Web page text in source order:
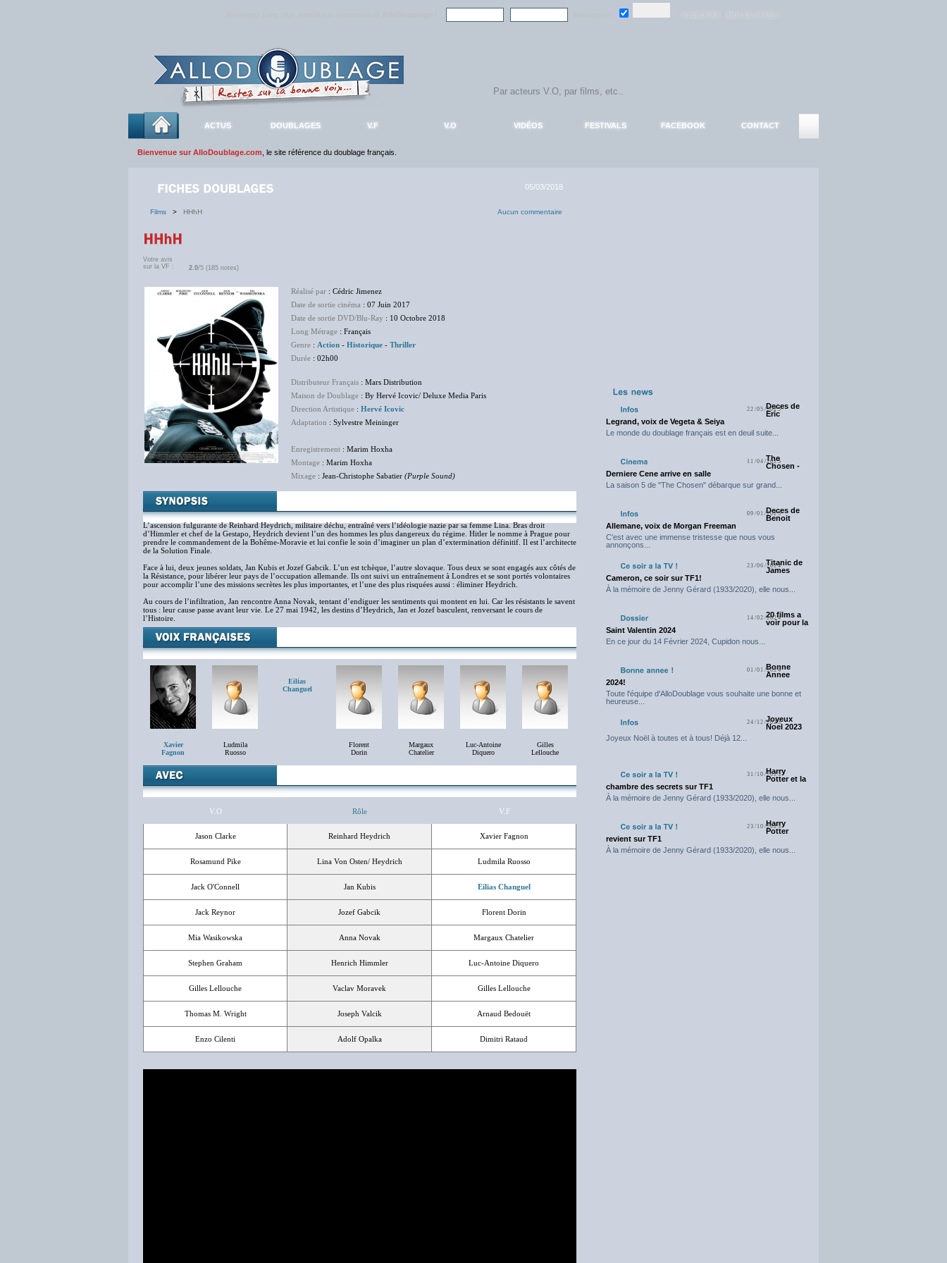
ACTUS DOUBLAGES V.F V.O VIDÉOS FESTIVALS FACEBOOK CONTACT
Bienvenue sur AlloDoublage.com , le site référence du doublage français.
05/03/2018
Films > HHhH Aucun commentaire
Votre avis
sur la VF :
2.0/5 (185 notes)
Réalisé par : Cédric Jimenez
Date de sortie cinéma : 07 Juin 2017
Date de sortie DVD/Blu-Ray : 10 Octobre 2018
Long Métrage : Français
Genre : Action - Historique - Thriller
Durée : 02h00
Distributeur Français : Mars Distribution
Maison de Doublage : By Hervé Icovic/ Deluxe Media Paris
Direction Artistique : Hervé Icovic
Adaptation : Sylvestre Meininger
Enregistrement : Marim Hoxha
Montage : Marim Hoxha
Mixage : Jean-Christophe Sabatier (Purple Sound)
L’ascension fulgurante de Reinhard Heydrich, militaire déchu, entraîné vers l’idéologie nazie par sa femme Lina. Bras droit
d’Himmler et chef de la Gestapo, Heydrich devient l’un des hommes les plus dangereux du régime. Hitler le nomme à Prague pour
prendre le commandement de la Bohême-Moravie et lui confie le soin d’imaginer un plan d’extermination définitif. Il est l’architecte
de la Solution Finale.
Face à lui, deux jeunes soldats, Jan Kubis et Jozef Gabcik. L’un est tchèque, l’autre slovaque. Tous deux se sont engagés aux côtés de
la Résistance, pour libérer leur pays de l’occupation allemande. Ils ont suivi un entraînement à Londres et se sont portés volontaires
pour accomplir l’une des missions secrètes les plus importantes, et l’une des plus risquées aussi : éliminer Heydrich.
Au cours de l’infiltration, Jan rencontre Anna Novak, tentant d’endiguer les sentiments qui montent en lui. Car les résistants le savent
tous : leur cause passe avant leur vie. Le 27 mai 1942, les destins d’Heydrich, Jan et Jozef basculent, renversant le cours de
l’Histoire.
Xavier
Fagnon
Ludmila
Ruosso
Eilias
Changuel
Florent
Dorin
Margaux
Chatelier
Luc-Antoine
Diquero
Gilles
Lellouche
V.O Rôle V.F
Jason Clarke Reinhard Heydrich Xavier Fagnon
Rosamund Pike Lina Von Osten/ Heydrich Ludmila Ruosso
Jack O'Connell Jan Kubis Eilias Changuel
Jack Reynor Jozef Gabcik Florent Dorin
Mia Wasikowska Anna Novak Margaux Chatelier
Stephen Graham Henrich Himmler Luc-Antoine Diquero
Gilles Lellouche Vaclav Moravek Gilles Lellouche
Thomas M. Wright Joseph Valcik Arnaud Bedouët
Enzo Cilenti Adolf Opalka Dimitri Rataud
22/05/2025Deces de
Eric
Legrand, voix de Vegeta & Seiya
Le monde du doublage français est en deuil suite...
11/04/2025
The
Chosen -
Derniere Cene arrive en salle
La saison 5 de "The Chosen" débarque sur grand...
09/01/2025Deces de
Benoit
Allemane, voix de Morgan Freeman
C'est avec une immense tristesse que nous vous
annonçons...
23/06/2024Titanic de
James
Cameron, ce soir sur TF1!
À la mémoire de Jenny Gérard (1933/2020), elle nous...
14/02/202420 films a
voir pour la
Saint Valentin 2024
En ce jour du 14 Février 2024, Cupidon nous...
01/01/2024
Bonne
Annee
2024!
Toute l'équipe d'AlloDoublage vous souhaite une bonne et
heureuse...
24/12/2023
Joyeux
Noel 2023
Joyeux Noël à toutes et à tous! Déjà 12...
31/10/2023
Harry
Potter et la
chambre des secrets sur TF1
À la mémoire de Jenny Gérard (1933/2020), elle nous...
23/10/2023
Harry
Potter
revient sur TF1
À la mémoire de Jenny Gérard (1933/2020), elle nous...